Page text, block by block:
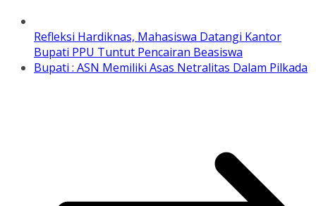
Refleksi Hardiknas, Mahasiswa Datangi Kantor
Bupati PPU Tuntut Pencairan Beasiswa
Bupati : ASN Memiliki Asas Netralitas Dalam Pilkada